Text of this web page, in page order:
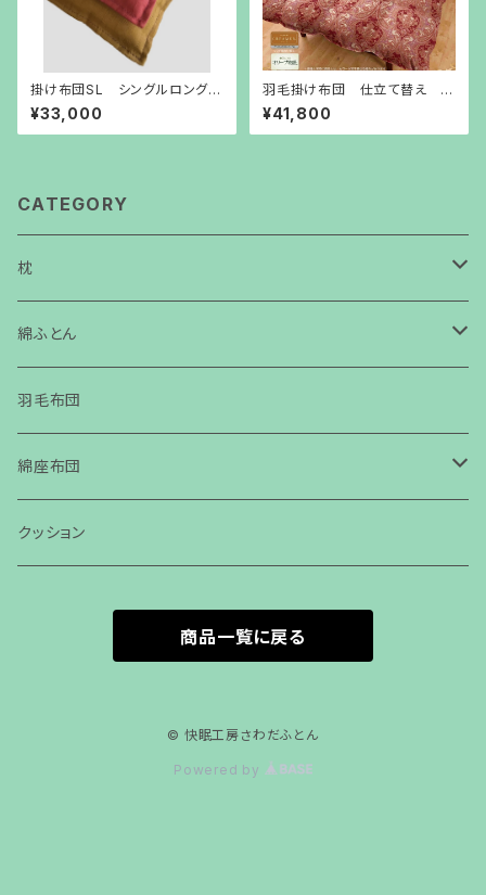
掛け布団SL シングルロング
(側サイズ150㎝×210㎝) 自社
工場 手造り綿布団 メキシコ
綿100％
¥33,000
羽毛掛け布団 仕立て替え 打
ち直し リフォーム 二層式キ
ルト SL
¥41,800
CATEGORY
枕
サイコロ枕
綿ふとん
洗えるウール肌掛け布団
羽毛布団
綿座布団
銘仙判
クッション
商品一覧に戻る
© 快眠工房さわだふとん
Powered by